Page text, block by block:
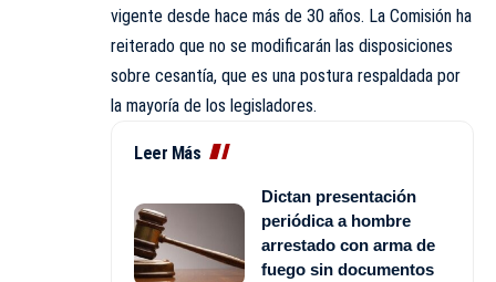
vigente desde hace más de 30 años. La Comisión ha
reiterado que no se modificarán las disposiciones
sobre cesantía, que es una postura respaldada por
la mayoría de los legisladores.
Leer Más
Dictan presentación
periódica a hombre
arrestado con arma de
fuego sin documentos